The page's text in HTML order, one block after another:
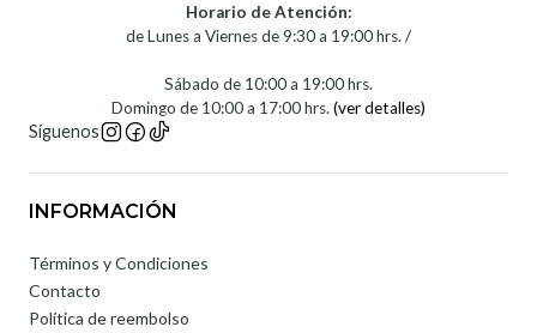
Horario de Atención:
de Lunes a Viernes de 9:30 a 19:00 hrs. /
Sábado de 10:00 a 19:00 hrs.
Domingo de 10:00 a 17:00 hrs.(ver detalles)
Síguenos
INFORMACIÓN
Términos y Condiciones
Contacto
Política de reembolso